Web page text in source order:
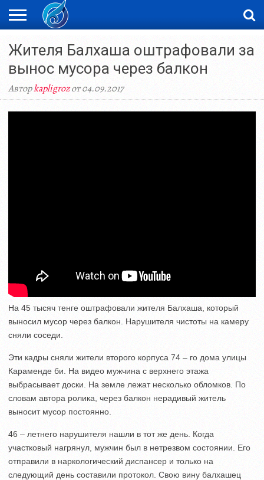
ЖАҢАЛЫҚТАР
НОВОСТИ
ВИДЕО
ФОТОРЕПОРТАЖИ
ОРКЕН
Жителя Балхаша оштрафовали за
вынос мусора через балкон
Авторkapligrozот 04.09.2017
На 45 тысяч тенге оштрафовали жителя Балхаша, который
выносил мусор через балкон. Нарушителя чистоты на камеру
сняли соседи.
Эти кадры сняли жители второго корпуса 74 – го дома улицы
Караменде би. На видео мужчина с верхнего этажа
выбрасывает доски. На земле лежат несколько обломков. По
словам автора ролика, через балкон нерадивый житель
выносит мусор постоянно.
46 – летнего нарушителя нашли в тот же день. Когда
участковый нагрянул, мужчин был в нетрезвом состоянии. Его
отправили в наркологический диспансер и только на
следующий день составили протокол. Свою вину балхашец